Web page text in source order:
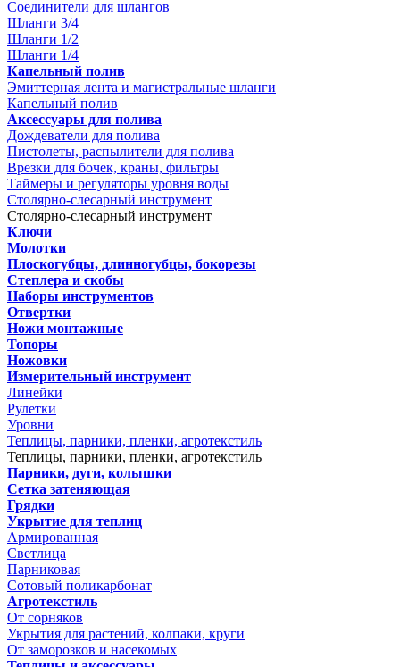
Соединители для шлангов
Шланги 3/4
Шланги 1/2
Шланги 1/4
Капельный полив
Эмиттерная лента и магистральные шланги
Капельный полив
Аксессуары для полива
Дождеватели для полива
Пистолеты, распылители для полива
Врезки для бочек, краны, фильтры
Таймеры и регуляторы уровня воды
Столярно-слесарный инструмент
Столярно-слесарный инструмент
Ключи
Молотки
Плоскогубцы, длинногубцы, бокорезы
Степлера и скобы
Наборы инструментов
Отвертки
Ножи монтажные
Топоры
Ножовки
Измерительный инструмент
Линейки
Рулетки
Уровни
Теплицы, парники, пленки, агротекстиль
Теплицы, парники, пленки, агротекстиль
Парники, дуги, колышки
Сетка затеняющая
Грядки
Укрытие для теплиц
Армированная
Светлица
Парниковая
Сотовый поликарбонат
Агротекстиль
От сорняков
Укрытия для растений, колпаки, круги
От заморозков и насекомых